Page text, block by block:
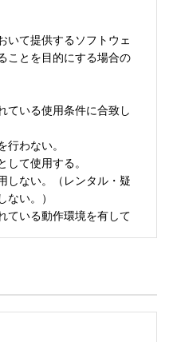
いて提供するソフトウェ
ことを目的にする場合の
ている使用条件に合致し
行わない。
して使用する。
しない。（レンタル・疑
ない。）
ている動作環境を有して
バースエンジニアリング